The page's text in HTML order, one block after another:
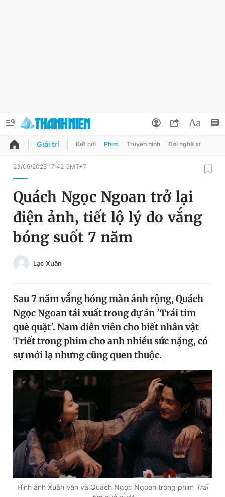
QUẢNG CÁO
Chuyên mục
Chuyên mục khác
Chào ngày mới
Tin thị trường
Video Magazine
Sản phẩm khác
Tiện ích Bạn cần biết
Thông tin tòa soạn Liên hệ quảng cáo
Đọc Thanh Niên trên điện thoại
Đổi mật khẩu
Tin đã lưu
Tin đã xem
Giải trí Kết nối Phim Truyền hình Đời nghệ sĩ
23/09/2025 17:42 GMT+7
Quách Ngọc Ngoan trở lại
điện ảnh, tiết lộ lý do vắng
bóng suốt 7 năm
Lạc Xuân
Sau 7 năm vắng bóng màn ảnh rộng, Quách
Ngọc Ngoan tái xuất trong dự án 'Trái tim
què quặt'. Nam diễn viên cho biết nhân vật
Triết trong phim cho anh nhiều sức nặng, có
sự mới lạ nhưng cũng quen thuộc.
Hình ảnh Xuân Văn và Quách Ngọc Ngoan trong phim Trái